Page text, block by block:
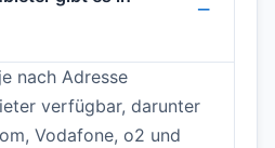
nach Adresse
verfügbar, darunter
Vodafone, o2 und